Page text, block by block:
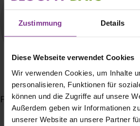
Zustimmung Details
Diese Webseite verwendet Cookies
Wir verwenden Cookies, um Inhalte
personalisieren, Funktionen für
können und die Zugriffe auf unsere
Außerdem geben wir Informationen
unserer Website an unsere Partner
Fabienne Lüdtke